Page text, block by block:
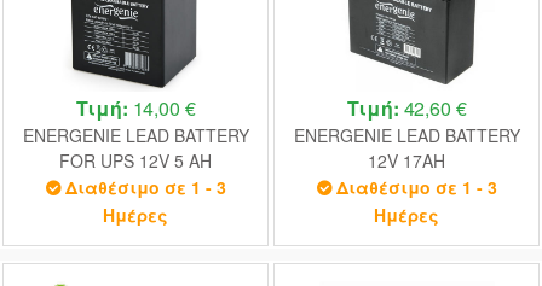
Τιμή: 14,00 €
ENERGENIE LEAD BATTERY
FOR UPS 12V 5 AH
Διαθέσιμο σε 1 - 3
Ημέρες
Τιμή: 42,60 €
ENERGENIE LEAD BATTERY
12V 17AH
Διαθέσιμο σε 1 - 3
Ημέρες